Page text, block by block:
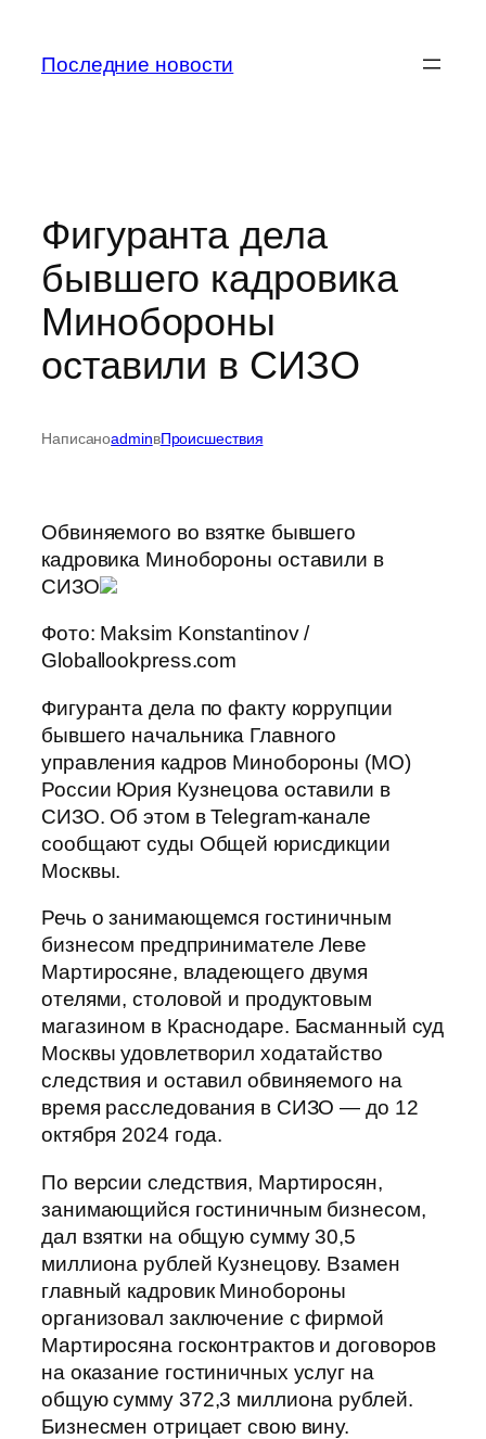
содержимому
Последние новости
Фигуранта дела
бывшего кадровика
Минобороны
оставили в СИЗО
НаписаноadminвПроисшествия
Обвиняемого во взятке бывшего
кадровика Минобороны оставили в
СИЗО
Фото: Maksim Konstantinov /
Globallookpress.com
Фигуранта дела по факту коррупции
бывшего начальника Главного
управления кадров Минобороны (МО)
России Юрия Кузнецова оставили в
СИЗО. Об этом в Telegram-канале
сообщают суды Общей юрисдикции
Москвы.
Речь о занимающемся гостиничным
бизнесом предпринимателе Леве
Мартиросяне, владеющего двумя
отелями, столовой и продуктовым
магазином в Краснодаре. Басманный суд
Москвы удовлетворил ходатайство
следствия и оставил обвиняемого на
время расследования в СИЗО — до 12
октября 2024 года.
По версии следствия, Мартиросян,
занимающийся гостиничным бизнесом,
дал взятки на общую сумму 30,5
миллиона рублей Кузнецову. Взамен
главный кадровик Минобороны
организовал заключение с фирмой
Мартиросяна госконтрактов и договоров
на оказание гостиничных услуг на
общую сумму 372,3 миллиона рублей.
Бизнесмен отрицает свою вину.